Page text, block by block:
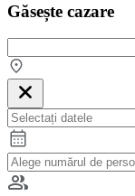
Găsește cazare